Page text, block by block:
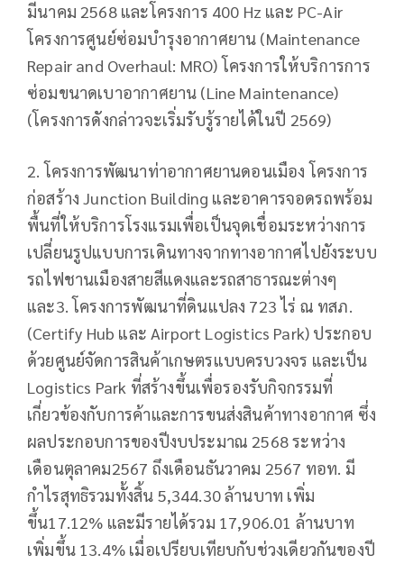
มีนาคม 2568 และโครงการ 400 Hz และ PC-Air
โครงการศูนย์ซ่อมบำรุงอากาศยาน (Maintenance
Repair and Overhaul: MRO) โครงการให้บริการการ
ซ่อมขนาดเบาอากาศยาน (Line Maintenance)
(โครงการดังกล่าวจะเริ่มรับรู้รายได้ในปี 2569)
2. โครงการพัฒนาท่าอากาศยานดอนเมือง โครงการ
ก่อสร้าง Junction Building และอาคารจอดรถพร้อม
พื้นที่ให้บริการโรงแรมเพื่อเป็นจุดเชื่อมระหว่างการ
เปลี่ยนรูปแบบการเดินทางจากทางอากาศไปยังระบบ
รถไฟชานเมืองสายสีแดงและรถสาธารณะต่างๆ
และ3. โครงการพัฒนาที่ดินแปลง 723 ไร่ ณ ทสภ.
(Certify Hub และ Airport Logistics Park) ประกอบ
ด้วยศูนย์จัดการสินค้าเกษตรแบบครบวงจร และเป็น
Logistics Park ที่สร้างขึ้นเพื่อรองรับกิจกรรมที่
เกี่ยวข้องกับการค้าและการขนส่งสินค้าทางอากาศ ซึ่ง
ผลประกอบการของปีงบประมาณ 2568 ระหว่าง
เดือนตุลาคม2567 ถึงเดือนธันวาคม 2567 ทอท. มี
กำไรสุทธิรวมทั้งสิ้น 5,344.30 ล้านบาท เพิ่ม
ขึ้น17.12% และมีรายได้รวม 17,906.01 ล้านบาท
เพิ่มขึ้น 13.4% เมื่อเปรียบเทียบกับช่วงเดียวกันของปี